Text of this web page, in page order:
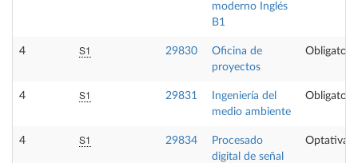
moderno Inglés
B1
4 S1 29830
Oficina de
proyectos
Obligatoria
4 S1 29831
Ingeniería del
medio ambiente
Obligatoria
4 S1 29834
Procesado
digital de señal
Optativa